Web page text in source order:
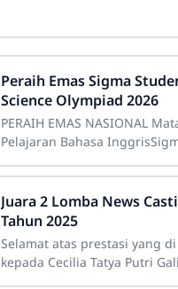
Peraih Emas Sigma
Science Olympiad 2026
PERAIH EMAS NASIONAL
Pelajaran Bahasa
Juara 2 Lomba News
Tahun 2025
Selamat atas prestasi yang
kepada Cecilia Tatya Putri Galih